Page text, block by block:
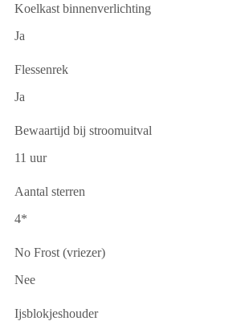
Koelkast binnenverlichting
Ja
Flessenrek
Ja
Bewaartijd bij stroomuitval
11 uur
Aantal sterren
4*
No Frost (vriezer)
Nee
Ijsblokjeshouder